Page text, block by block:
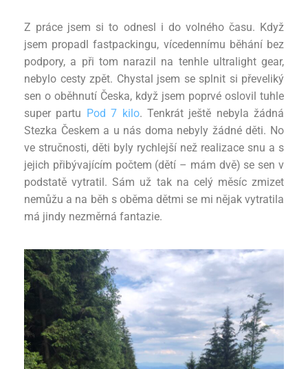
Z práce jsem si to odnesl i do volného času. Když
jsem propadl fastpackingu, vícedennímu běhání bez
podpory, a při tom narazil na tenhle ultralight gear,
nebylo cesty zpět. Chystal jsem se splnit si převeliký
sen o oběhnutí Česka, když jsem poprvé oslovil tuhle
super partu Pod 7 kilo. Tenkrát ještě nebyla žádná
Stezka Českem a u nás doma nebyly žádné děti. No
ve stručnosti, děti byly rychlejší než realizace snu a s
jejich přibývajícím počtem (dětí – mám dvě) se sen v
podstatě vytratil. Sám už tak na celý měsíc zmizet
nemůžu a na běh s oběma dětmi se mi nějak vytratila
má jindy nezměrná fantazie.